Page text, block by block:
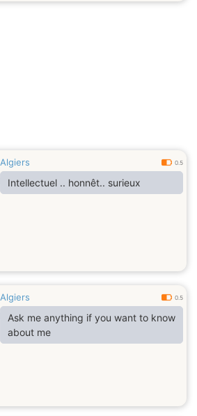
Algiers 0.5
Intellectuel .. honnêt.. surieux
Algiers 0.5
Ask me anything if you want to know
about me